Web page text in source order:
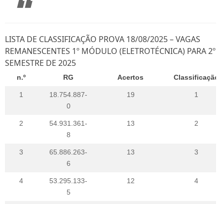
LISTA DE CLASSIFICAÇÃO PROVA 18/08/2025 – VAGAS
REMANESCENTES 1º MÓDULO (ELETROTÉCNICA) PARA 2º
SEMESTRE DE 2025
n.º RG Acertos Classificação
1
18.754.887-
0
19 1
2
54.931.361-
8
13 2
3
65.886.263-
6
13 3
4
53.295.133-
5
12 4